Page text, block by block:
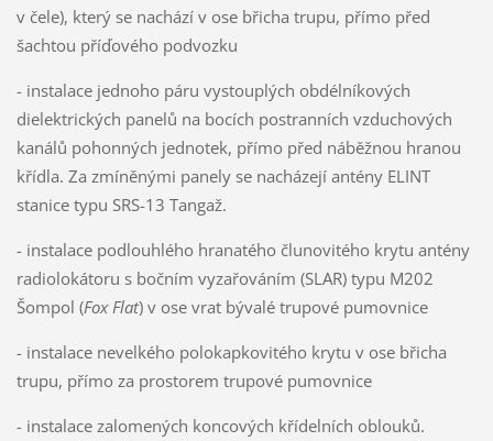
v čele), který se nachází v ose břicha trupu, přímo před
šachtou příďového podvozku
- instalace jednoho páru vystouplých obdélníkových
dielektrických panelů na bocích postranních vzduchových
kanálů pohonných jednotek, přímo před náběžnou hranou
křídla. Za zmíněnými panely se nacházejí antény ELINT
stanice typu SRS-13 Tangaž.
- instalace podlouhlého hranatého člunovitého krytu antény
radiolokátoru s bočním vyzařováním (SLAR) typu M202
Šompol (Fox Flat) v ose vrat bývalé trupové pumovnice
- instalace nevelkého polokapkovitého krytu v ose břicha
trupu, přímo za prostorem trupové pumovnice
- instalace zalomených koncových křídelních oblouků.